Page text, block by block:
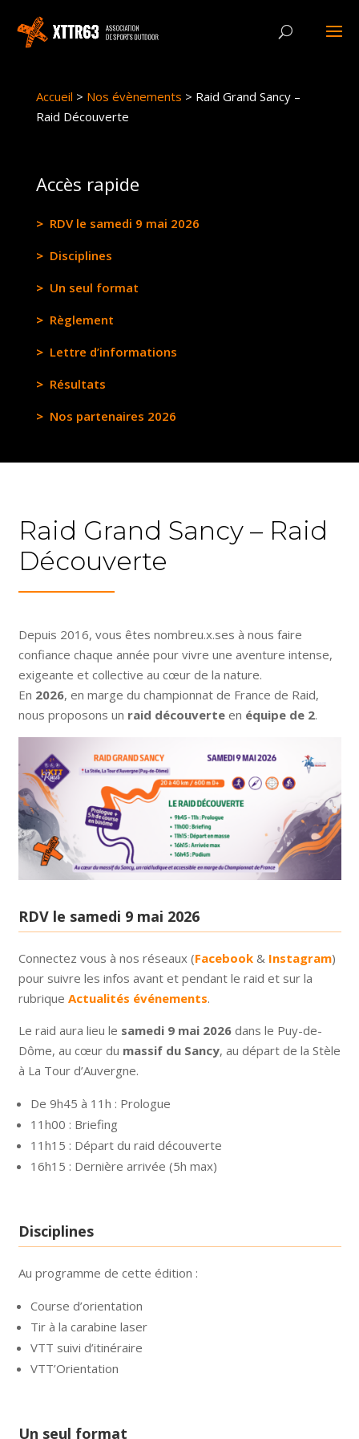
Accueil > Nos évènements > Raid Grand Sancy –
Raid Découverte
Accès rapide
RDV le samedi 9 mai 2026
Disciplines
Un seul format
Règlement
Lettre d’informations
Résultats
Nos partenaires 2026
Raid Grand Sancy – Raid
Découverte
Depuis 2016, vous êtes nombreu.x.ses à nous faire
confiance chaque année pour vivre une aventure intense,
exigeante et collective au cœur de la nature.
En 2026, en marge du championnat de France de Raid,
nous proposons un raid découverteen équipe de 2.
RDV le samedi 9 mai 2026
Connectez vous à nos réseaux (Facebook & Instagram)
pour suivre les infos avant et pendant le raid et sur la
rubrique Actualités événements.
Le raid aura lieu le samedi 9 mai 2026dans le Puy-de-
Dôme, au cœur du massif du Sancy, au départ de la Stèle
à La Tour d’Auvergne.
De 9h45 à 11h : Prologue
11h00 : Briefing
11h15 : Départ du raid découverte
16h15 : Dernière arrivée (5h max)
Disciplines
Au programme de cette édition :
Course d’orientation
Tir à la carabine laser
VTT suivi d’itinéraire
VTT’Orientation
Un seul format